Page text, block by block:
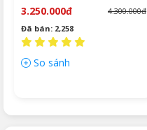
3.250.000đ
4.300.000đ
Đã bán: 2,258
So sánh